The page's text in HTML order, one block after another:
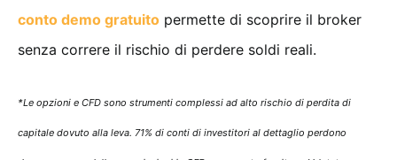
conto demo gratuito permette di scoprire il broker
senza correre il rischio di perdere soldi reali.
*Le opzioni e CFD sono strumenti complessi ad alto rischio di perdita di
capitale dovuto alla leva. 71% di conti di investitori al dettaglio perdono